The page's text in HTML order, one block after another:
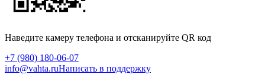
Наведите камеру телефона и отсканируйте QR код
+7 (980) 180-06-07
info@vahta.ruНаписать в поддержку